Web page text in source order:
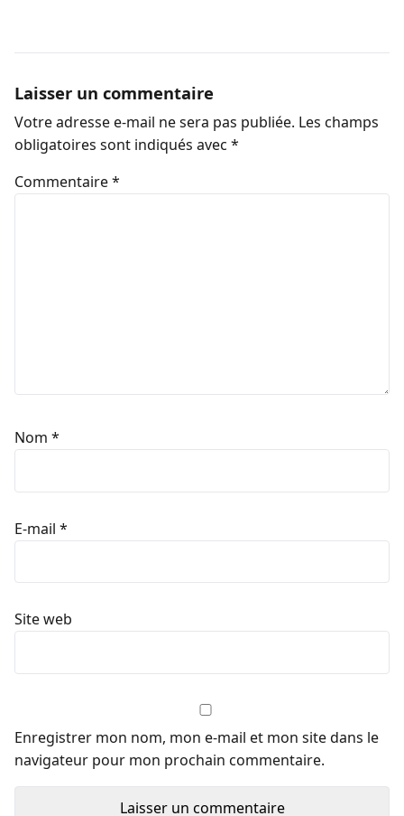
Laisser un commentaire
Votre adresse e-mail ne sera pas publiée. Les champs
obligatoires sont indiqués avec *
Commentaire*
Nom *
E-mail *
Site web
Enregistrer mon nom, mon e-mail et mon site dans le
navigateur pour mon prochain commentaire.